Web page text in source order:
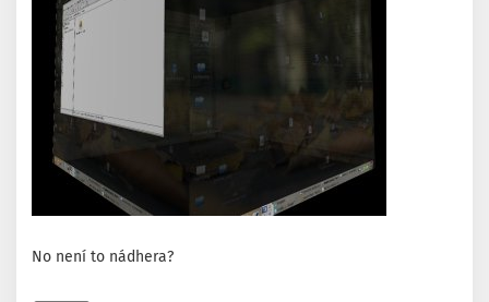
No není to nádhera?